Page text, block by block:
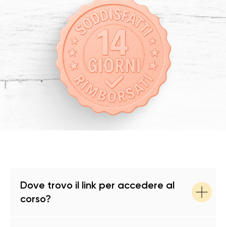
Dove trovo il link per accedere al
corso?